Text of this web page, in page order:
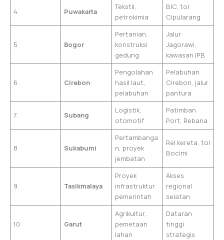
4 Puwakarta
Tekstil,
petrokimia
BIC, tol
Cipularang
5 Bogor
Pertanian,
konstruksi
gedung
Jalur
Jagorawi,
kawasan IPB
6 Cirebon
Pengolahan
hasil laut,
pelabuhan
Pelabuhan
Cirebon, jalur
pantura
7 Subang
Logistik,
otomotif
Patimban
Port, Rebana
8 Sukabumi
Pertambanga
n, proyek
jembatan
Rel kereta, tol
Bocimi
9 Tasikmalaya
Proyek
infrastruktur
pemerintah
Akses
regional
selatan
10 Garut
Agrikultur,
pemetaan
lahan
Dataran
tinggi
strategis